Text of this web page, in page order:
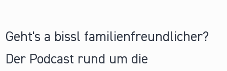
Geht's a bissl familienfreundlicher?
Der Podcast rund um die